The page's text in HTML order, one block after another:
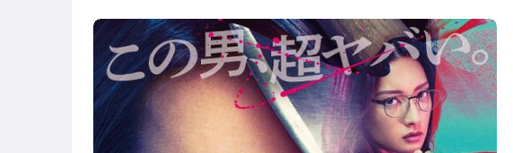
BD25藍光歐美電影
BD25藍光韓國電影